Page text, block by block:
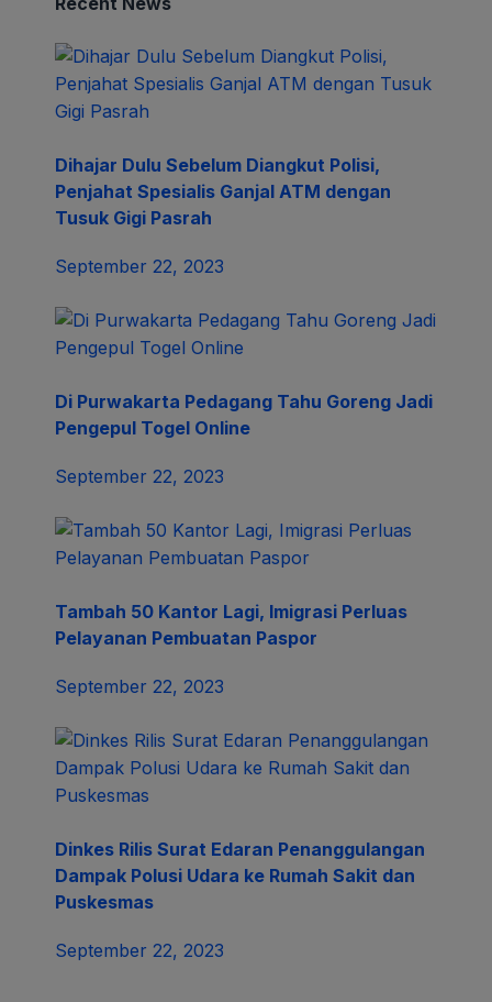
Dihajar Dulu Sebelum Diangkut Polisi,
Penjahat Spesialis Ganjal ATM dengan
Tusuk Gigi Pasrah
September 22, 2023
Di Purwakarta Pedagang Tahu Goreng Jadi
Pengepul Togel Online
September 22, 2023
Tambah 50 Kantor Lagi, Imigrasi Perluas
Pelayanan Pembuatan Paspor
September 22, 2023
Dinkes Rilis Surat Edaran Penanggulangan
Dampak Polusi Udara ke Rumah Sakit dan
Puskesmas
September 22, 2023